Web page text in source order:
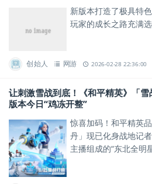
新版本打造了极具特
玩家的成长之路充满选
创始人 网游 2026-02-28 22:36:00
让刺激雪战到底！《和平精英》「
版本今日“鸡冻开整”
惊喜加码！和平精英
丹」现已化身战地记
主播组成的“东北全明